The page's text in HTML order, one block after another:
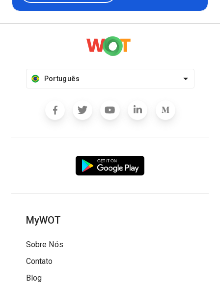
Português
MyWOT
Sobre Nós
Contato
Blog